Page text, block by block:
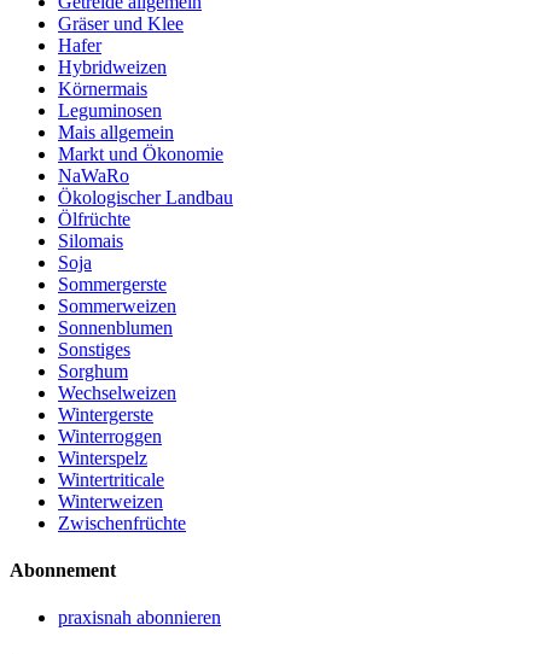
Gräser und Klee
Hafer
Hybridweizen
Körnermais
Leguminosen
Mais allgemein
Markt und Ökonomie
NaWaRo
Ökologischer Landbau
Ölfrüchte
Silomais
Soja
Sommergerste
Sommerweizen
Sonnenblumen
Sonstiges
Sorghum
Wechselweizen
Wintergerste
Winterroggen
Winterspelz
Wintertriticale
Winterweizen
Zwischenfrüchte
Abonnement
praxisnah abonnieren